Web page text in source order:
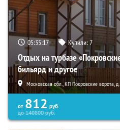
05:35:16 Купили:7
Отдых на турбазе
бильярд и другое
Московская обл., КП Покровские ворота,
от 812 руб.
до140800руб.